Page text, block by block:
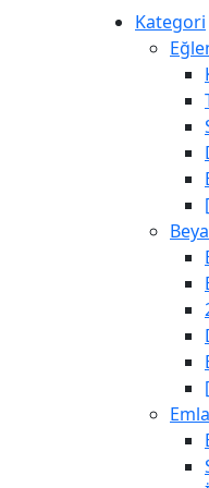
Kategori